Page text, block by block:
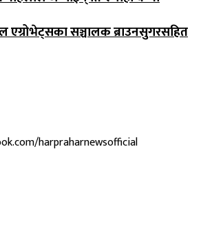
एग्रोभेट्सका सञ्चालक ब्राउनसुगरसहित
harpraharnewsofficial